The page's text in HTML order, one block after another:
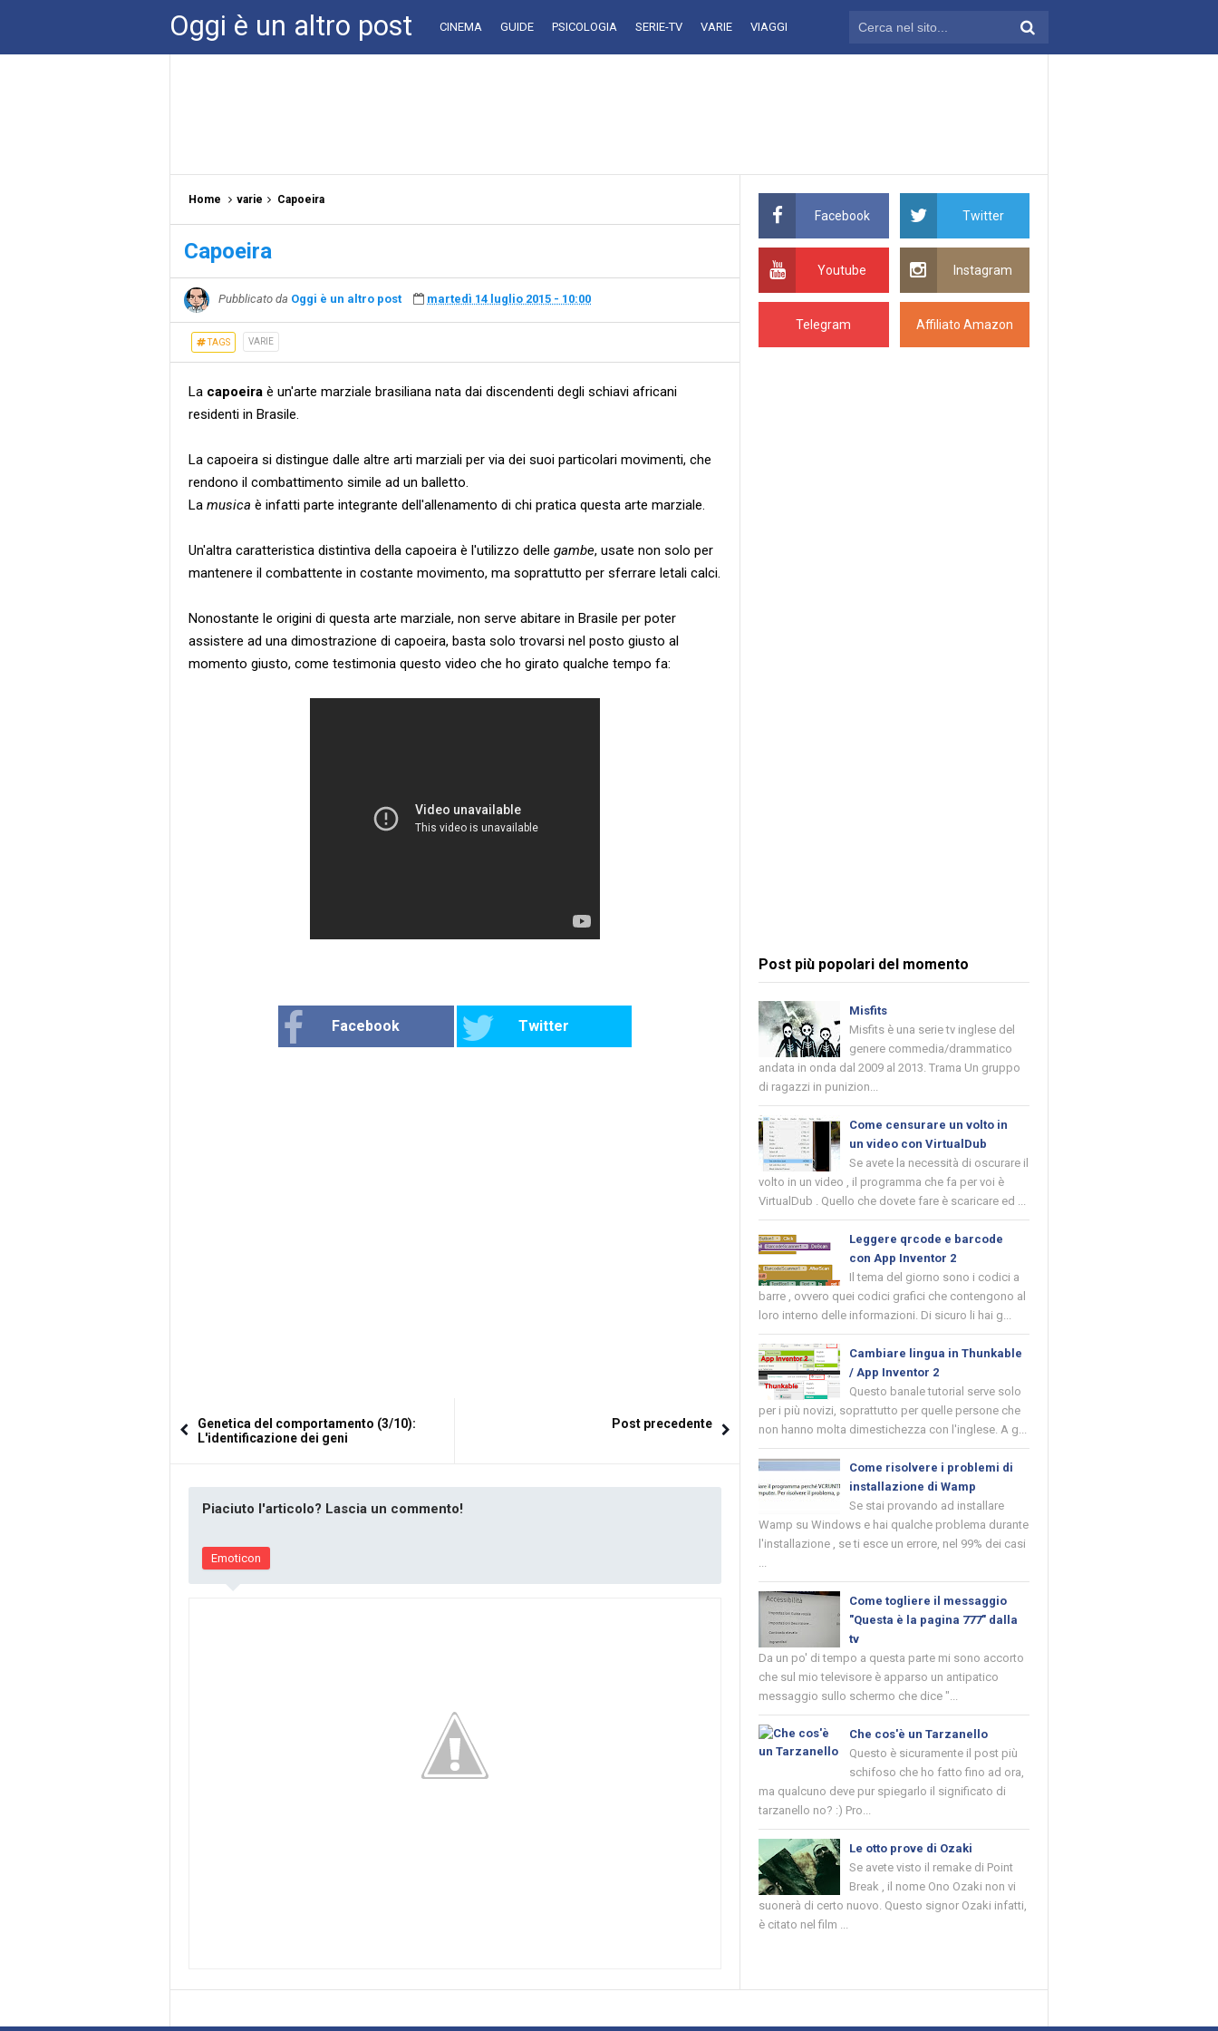
Oggi è un altro post CINEMA GUIDE PSICOLOGIA SERIE-TV VARIE VIAGGI
Home varie Capoeira
Capoeira
Pubblicato da Oggi è un altro post martedì 14 luglio 2015 - 10:00
TAGS VARIE
La capoeira è un'arte marziale brasiliana nata dai discendenti degli schiavi africani
residenti in Brasile.
La capoeira si distingue dalle altre arti marziali per via dei suoi particolari movimenti, che
rendono il combattimento simile ad un balletto.
La musica è infatti parte integrante dell'allenamento di chi pratica questa arte marziale.
Un'altra caratteristica distintiva della capoeira è l'utilizzo delle gambe, usate non solo per
mantenere il combattente in costante movimento, ma soprattutto per sferrare letali calci.
Nonostante le origini di questa arte marziale, non serve abitare in Brasile per poter
assistere ad una dimostrazione di capoeira, basta solo trovarsi nel posto giusto al
momento giusto, come testimonia questo video che ho girato qualche tempo fa:
Facebook Twitter
Genetica del comportamento (3/10):
L'identificazione dei geni
Post precedente
Piaciuto l'articolo? Lascia un commento!
Emoticon
Facebook Twitter
Youtube Instagram
Telegram Affiliato Amazon
Post più popolari del momento
Misfits
Misfits è una serie tv inglese del
genere commedia/drammatico
andata in onda dal 2009 al 2013. Trama Un gruppo
di ragazzi in punizion...
Come censurare un volto in
un video con VirtualDub
Se avete la necessità di oscurare il
volto in un video , il programma che fa per voi è
VirtualDub . Quello che dovete fare è scaricare ed ...
Leggere qrcode e barcode
con App Inventor 2
Il tema del giorno sono i codici a
barre , ovvero quei codici grafici che contengono al
loro interno delle informazioni. Di sicuro li hai g...
Cambiare lingua in Thunkable
/ App Inventor 2
Questo banale tutorial serve solo
per i più novizi, soprattutto per quelle persone che
non hanno molta dimestichezza con l'inglese. A g...
Come risolvere i problemi di
installazione di Wamp
Se stai provando ad installare
Wamp su Windows e hai qualche problema durante
l'installazione , se ti esce un errore, nel 99% dei casi
...
Come togliere il messaggio
"Questa è la pagina 777" dalla
tv
Da un po' di tempo a questa parte mi sono accorto
che sul mio televisore è apparso un antipatico
messaggio sullo schermo che dice "...
Che cos'è un Tarzanello
Questo è sicuramente il post più
schifoso che ho fatto fino ad ora,
ma qualcuno deve pur spiegarlo il significato di
tarzanello no? :) Pro...
Le otto prove di Ozaki
Se avete visto il remake di Point
Break , il nome Ono Ozaki non vi
suonerà di certo nuovo. Questo signor Ozaki infatti,
è citato nel film ...